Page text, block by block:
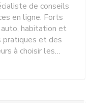
de conseils
en ligne. Forts
habitation et
pratiques et des
à choisir les…